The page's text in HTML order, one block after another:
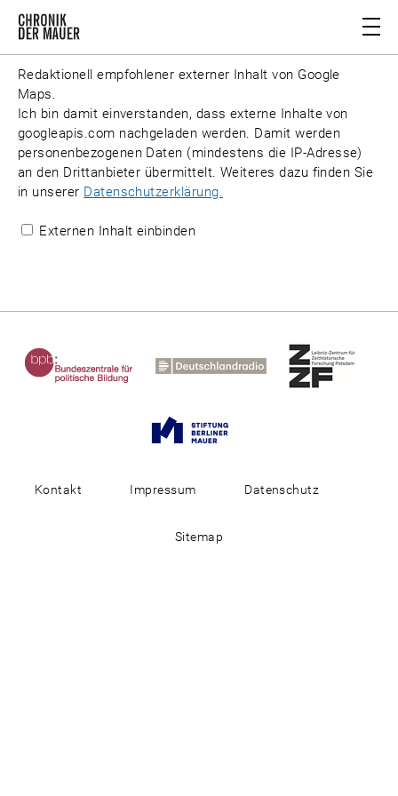
Redaktionell empfohlener externer Inhalt von Google
Maps.
Ich bin damit einverstanden, dass externe Inhalte von
googleapis.com nachgeladen werden. Damit werden
personenbezogenen Daten (mindestens die IP-Adresse)
an den Drittanbieter übermittelt. Weiteres dazu finden Sie
in unserer Datenschutzerklärung.
Externen Inhalt einbinden
Kontakt Impressum Datenschutz
Sitemap